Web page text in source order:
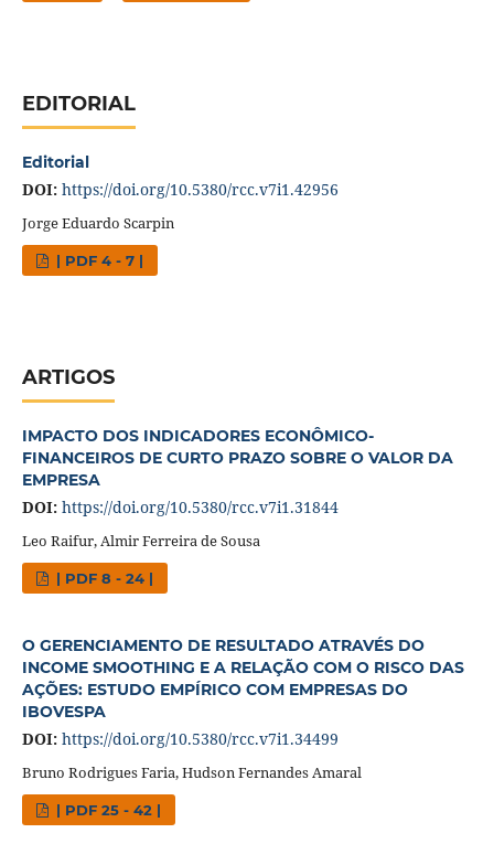
EDITORIAL
Editorial
DOI: https://doi.org/10.5380/rcc.v7i1.42956
Jorge Eduardo Scarpin
| PDF 4 - 7 |
ARTIGOS
IMPACTO DOS INDICADORES ECONÔMICO-
FINANCEIROS DE CURTO PRAZO SOBRE O VALOR DA
EMPRESA
DOI: https://doi.org/10.5380/rcc.v7i1.31844
Leo Raifur, Almir Ferreira de Sousa
| PDF 8 - 24 |
O GERENCIAMENTO DE RESULTADO ATRAVÉS DO
INCOME SMOOTHING E A RELAÇÃO COM O RISCO DAS
AÇÕES: ESTUDO EMPÍRICO COM EMPRESAS DO
IBOVESPA
DOI: https://doi.org/10.5380/rcc.v7i1.34499
Bruno Rodrigues Faria, Hudson Fernandes Amaral
| PDF 25 - 42 |